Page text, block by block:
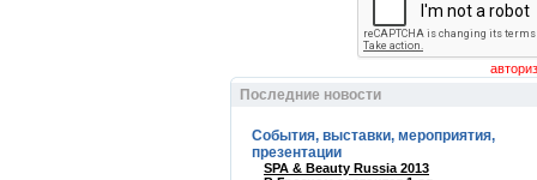
Последние новости
События, выставки, мероприятия,
презентации
SPA & Beauty Russia 2013